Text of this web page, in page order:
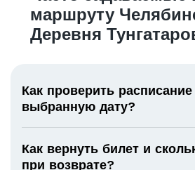
маршруту
Деревня
Как проверить
выбранную дату?
Как вернуть билет и
при возврате?